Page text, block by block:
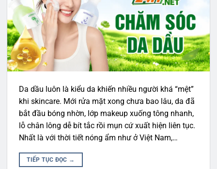
Da dầu luôn là kiểu da khiến nhiều người khá “mệt”
khi skincare. Mới rửa mặt xong chưa bao lâu, da đã
bắt đầu bóng nhờn, lớp makeup xuống tông nhanh,
lỗ chân lông dễ bít tắc rồi mụn cứ xuất hiện liên tục.
Nhất là với thời tiết nóng ẩm như ở Việt Nam,…
TIẾP TỤC ĐỌC →